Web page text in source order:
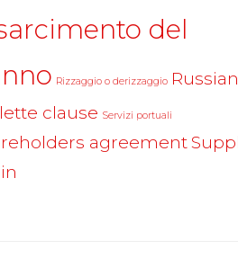
del
Rizzaggio o derizzaggio Russian
clause Servizi portuali
agreement